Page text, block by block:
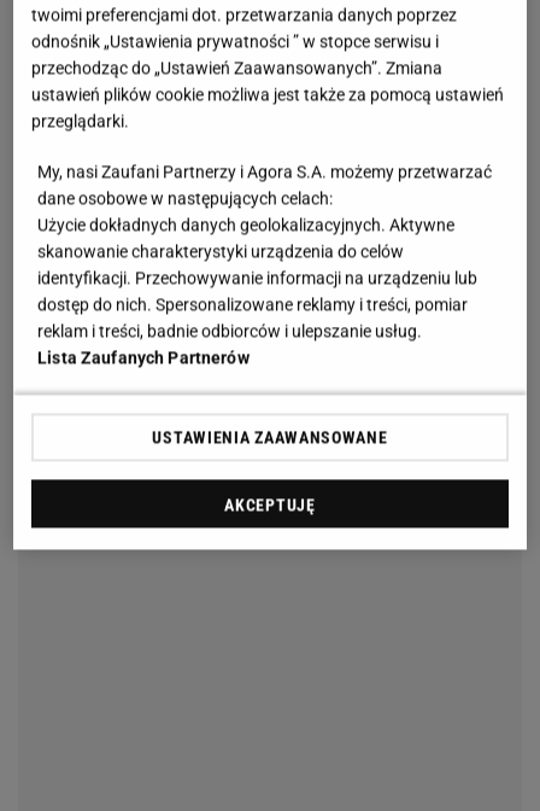
twoimi preferencjami dot. przetwarzania danych poprzez
odnośnik „Ustawienia prywatności ” w stopce serwisu i
przechodząc do „Ustawień Zaawansowanych”. Zmiana
ustawień plików cookie możliwa jest także za pomocą ustawień
przeglądarki.
My, nasi Zaufani Partnerzy i Agora S.A. możemy przetwarzać
dane osobowe w następujących celach:
Użycie dokładnych danych geolokalizacyjnych. Aktywne
skanowanie charakterystyki urządzenia do celów
identyfikacji. Przechowywanie informacji na urządzeniu lub
dostęp do nich. Spersonalizowane reklamy i treści, pomiar
reklam i treści, badnie odbiorców i ulepszanie usług.
Lista Zaufanych Partnerów
USTAWIENIA ZAAWANSOWANE
AKCEPTUJĘ